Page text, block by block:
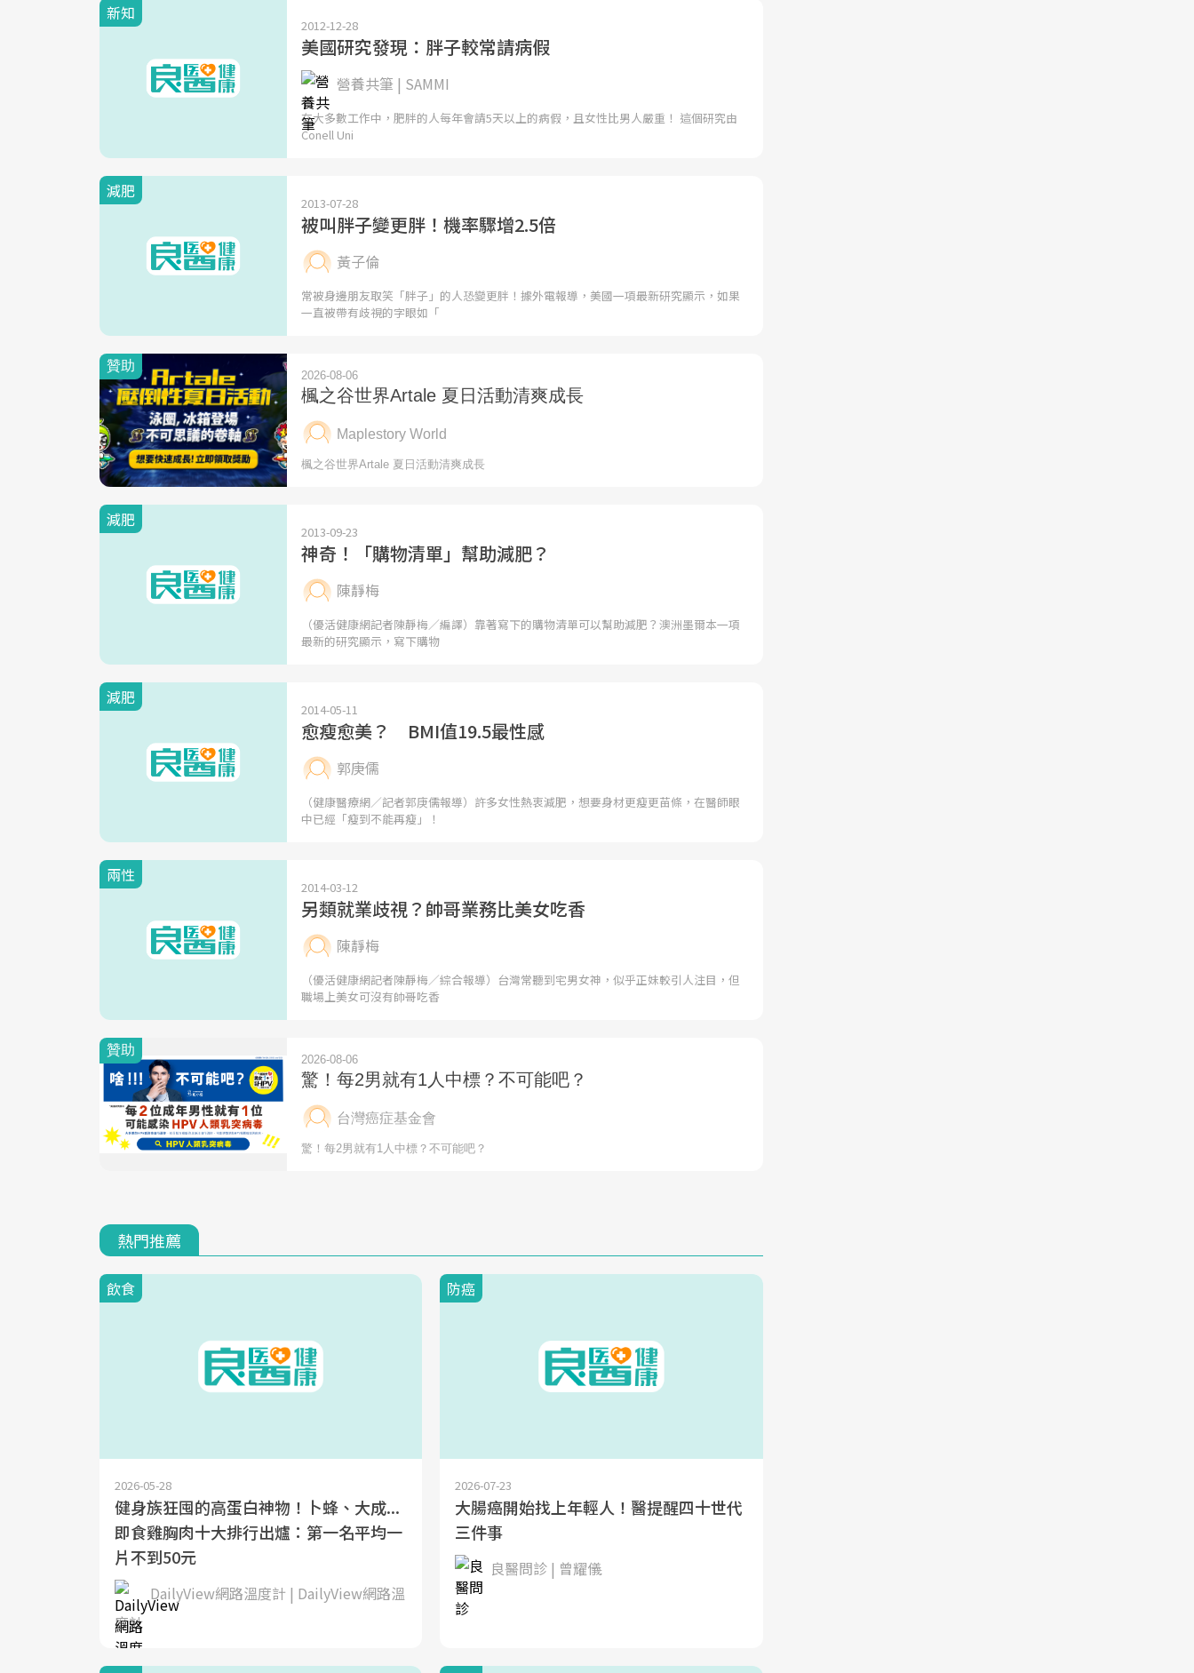
新知
2012-12-28
美國研究發現：胖子較常請病假
營養共筆 | SAMMI
在大多數工作中，肥胖的人每年會請5天以上的病假，且女性比男人嚴重！ 這個研究由
Conell Uni
減肥
2013-07-28
被叫胖子變更胖！機率驟增2.5倍
黃子倫
常被身邊朋友取笑「胖子」的人恐變更胖！據外電報導，美國一項最新研究顯示，如果
一直被帶有歧視的字眼如「
減肥
2013-09-23
神奇！「購物清單」幫助減肥？
陳靜梅
（優活健康網記者陳靜梅／編譯）靠著寫下的購物清單可以幫助減肥？澳洲墨爾本一項
最新的研究顯示，寫下購物
減肥
2014-05-11
愈瘦愈美？ BMI值19.5最性感
郭庚儒
（健康醫療網／記者郭庚儒報導）許多女性熱衷減肥，想要身材更瘦更苗條，在醫師眼
中已經「瘦到不能再瘦」！
兩性
2014-03-12
另類就業歧視？帥哥業務比美女吃香
陳靜梅
（優活健康網記者陳靜梅／綜合報導）台灣常聽到宅男女神，似乎正妹較引人注目，但
職場上美女可沒有帥哥吃香
熱門推薦
飲食
2026-05-28
健身族狂囤的高蛋白神物！卜蜂、大成...
即食雞胸肉十大排行出爐：第一名平均一
片不到50元
DailyView網路溫度計 | DailyView網路溫
度計
防癌
2026-07-23
大腸癌開始找上年輕人！醫提醒四十世代
三件事
良醫問診 | 曾耀儀